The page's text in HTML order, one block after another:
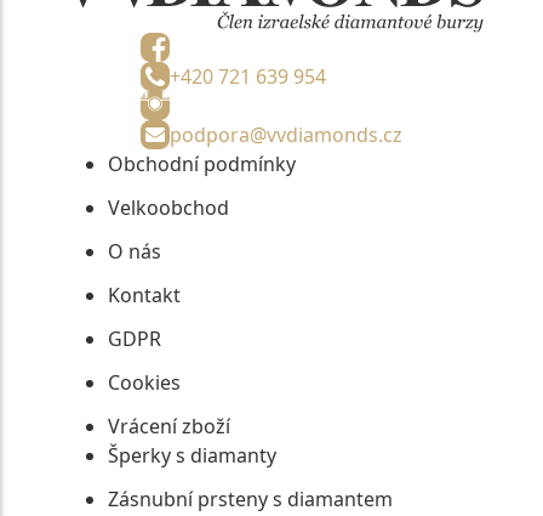
+420 721 639 954
podpora@vvdiamonds.cz
Obchodní podmínky
Velkoobchod
O nás
Kontakt
GDPR
Cookies
Vrácení zboží
Šperky s diamanty
Zásnubní prsteny s diamantem